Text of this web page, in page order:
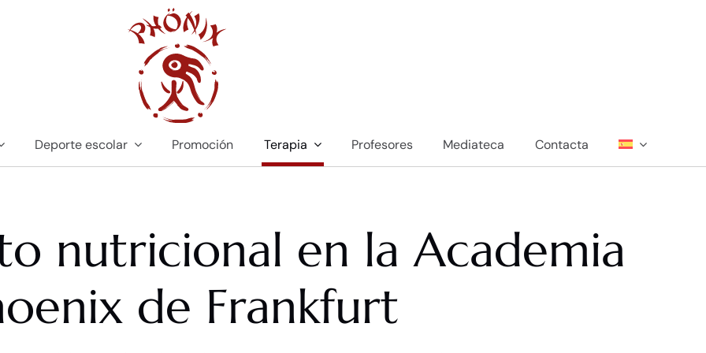
Deporte escolar Promoción Terapia Profesores Mediateca Contacta
nutricional en la Academia
de Frankfurt